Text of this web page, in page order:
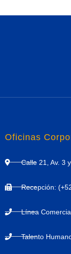
Oficinas
Calle 21, Av. 3
Recepción:
Línea
Talento